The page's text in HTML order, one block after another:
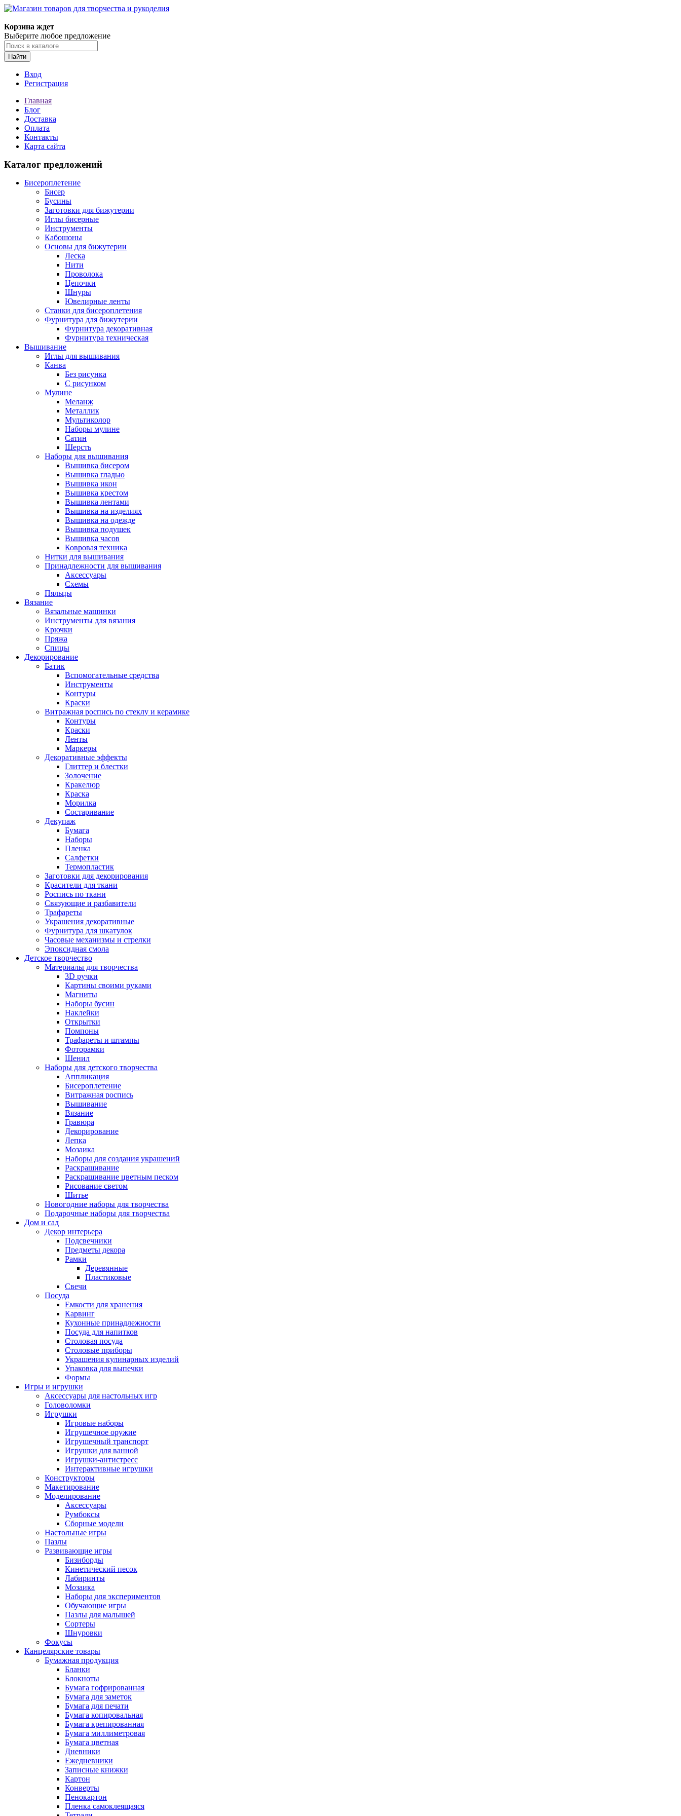
Корзина ждет
Выберите любое предложение
Найти
Вход
Регистрация
Главная
Блог
Доставка
Оплата
Контакты
Карта сайта
Каталог предложений
Бисероплетение
Бисер
Бусины
Заготовки для бижутерии
Иглы бисерные
Инструменты
Кабошоны
Основы для бижутерии
Леска
Нити
Проволока
Цепочки
Шнуры
Ювелирные ленты
Станки для бисероплетения
Фурнитура для бижутерии
Фурнитура декоративная
Фурнитура техническая
Вышивание
Иглы для вышивания
Канва
Без рисунка
С рисунком
Мулине
Меланж
Металлик
Мультиколор
Наборы мулине
Сатин
Шерсть
Наборы для вышивания
Вышивка бисером
Вышивка гладью
Вышивка икон
Вышивка крестом
Вышивка лентами
Вышивка на изделиях
Вышивка на одежде
Вышивка подушек
Вышивка часов
Ковровая техника
Нитки для вышивания
Принадлежности для вышивания
Аксессуары
Схемы
Пяльцы
Вязание
Вязальные машинки
Инструменты для вязания
Крючки
Пряжа
Спицы
Декорирование
Батик
Вспомогательные средства
Инструменты
Контуры
Краски
Витражная роспись по стеклу и керамике
Контуры
Краски
Ленты
Маркеры
Декоративные эффекты
Глиттер и блестки
Золочение
Кракелюр
Краска
Морилка
Состаривание
Декупаж
Бумага
Наборы
Пленка
Салфетки
Термопластик
Заготовки для декорирования
Красители для ткани
Роспись по ткани
Связующие и разбавители
Трафареты
Украшения декоративные
Фурнитура для шкатулок
Часовые механизмы и стрелки
Эпоксидная смола
Детское творчество
Материалы для творчества
3D ручки
Картины своими руками
Магниты
Наборы бусин
Наклейки
Открытки
Помпоны
Трафареты и штампы
Фоторамки
Шенил
Наборы для детского творчества
Аппликация
Бисероплетение
Витражная роспись
Вышивание
Вязание
Гравюра
Декорирование
Лепка
Мозаика
Наборы для создания украшений
Раскрашивание
Раскрашивание цветным песком
Рисование светом
Шитье
Новогодние наборы для творчества
Подарочные наборы для творчества
Дом и сад
Декор интерьера
Подсвечники
Предметы декора
Рамки
Деревянные
Пластиковые
Свечи
Посуда
Емкости для хранения
Карвинг
Кухонные принадлежности
Посуда для напитков
Столовая посуда
Столовые приборы
Украшения кулинарных изделий
Упаковка для выпечки
Формы
Игры и игрушки
Аксессуары для настольных игр
Головоломки
Игрушки
Игровые наборы
Игрушечное оружие
Игрушечный транспорт
Игрушки для ванной
Игрушки-антистресс
Интерактивные игрушки
Конструкторы
Макетирование
Моделирование
Аксессуары
Румбоксы
Сборные модели
Настольные игры
Пазлы
Развивающие игры
Бизиборды
Кинетический песок
Лабиринты
Мозаика
Наборы для экспериментов
Обучающие игры
Пазлы для малышей
Сортеры
Шнуровки
Фокусы
Канцелярские товары
Бумажная продукция
Бланки
Блокноты
Бумага гофрированная
Бумага для заметок
Бумага для печати
Бумага копировальная
Бумага крепированная
Бумага миллиметровая
Бумага цветная
Дневники
Ежедневники
Записные книжки
Картон
Конверты
Пенокартон
Пленка самоклеящаяся